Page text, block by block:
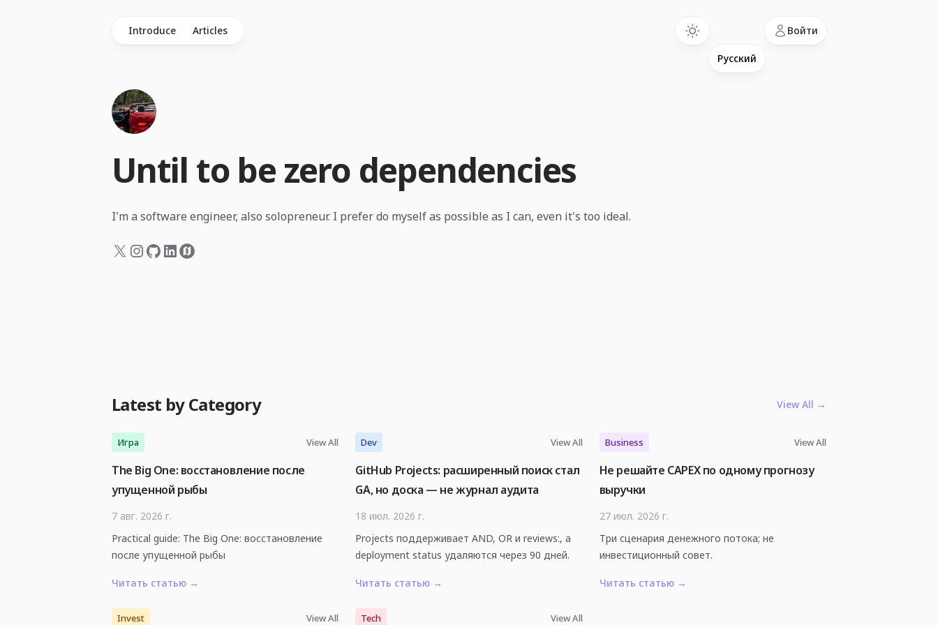
Introduce Articles Войти
Until to be zero dependencies
I'm a software engineer, also solopreneur. I prefer do myself as possible as I can, even it's too ideal.
Latest by Category View All →
Игра View All
The Big One: восстановление после
упущенной рыбы
7 авг. 2026 г.
Practical guide: The Big One: восстановление
после упущенной рыбы
Читать статью →
Dev View All
GitHub Projects: расширенный поиск стал
GA, но доска — не журнал аудита
18 июл. 2026 г.
Projects поддерживает AND, OR и reviews:, а
deployment status удаляются через 90 дней.
Читать статью →
Business View All
Не решайте CAPEX по одному прогнозу
выручки
27 июл. 2026 г.
Три сценария денежного потока; не
инвестиционный совет.
Читать статью→
Invest View All Tech View All